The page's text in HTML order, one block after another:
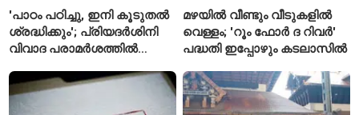
'പാഠം പഠിച്ചു, ഇനി കൂടുതൽ
ശ്രദ്ധിക്കും'; പ്രിയദർശിനി
വിവാദ പരാമർശത്തിൽ
സി.പി. ജോൺ
മഴയിൽ വീണ്ടും വീടുകളിൽ
വെള്ളം; 'റൂം ഫോർ ദ റിവർ'
പദ്ധതി ഇപ്പോഴും കടലാസിൽ